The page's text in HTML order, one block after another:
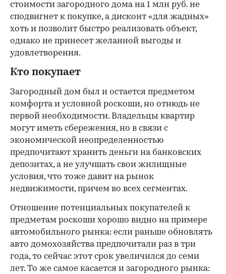
стоимости загородного дома на 1 млн руб. не
сподвигнет к покупке, а дисконт «для жадных»
хоть и позволит быстро реализовать объект,
однако не принесет желанной выгоды и
удовлетворения.
Кто покупает
Загородный дом был и остается предметом
комфорта и условной роскоши, но отнюдь не
первой необходимости. Владельцы квартир
могут иметь сбережения, но в связи с
экономической неопределенностью
предпочитают хранить деньги на банковских
депозитах, а не улучшать свои жилищные
условия, что тоже давит на рынок
недвижимости, причем во всех сегментах.
Отношение потенциальных покупателей к
предметам роскоши хорошо видно на примере
автомобильного рынка: если раньше обновлять
авто домохозяйства предпочитали раз в три
года, то сейчас этот срок увеличился до семи
лет. То же самое касается и загородного рынка: